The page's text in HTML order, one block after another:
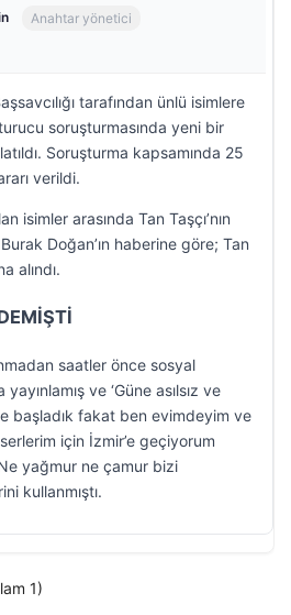
Anahtar yönetici
tarafından ünlü isimlere
soruşturmasında yeni bir
Soruşturma kapsamında 25
verildi.
isimler arasında Tan Taşçı’nın
Doğan’ın haberine göre; Tan
alındı.
saatler önce sosyal
ve ‘Güne asılsız ve
başladık fakat ben evimdeyim ve
için İzmir’e geçiyorum
yağmur ne çamur bizi
kullanmıştı.
1)